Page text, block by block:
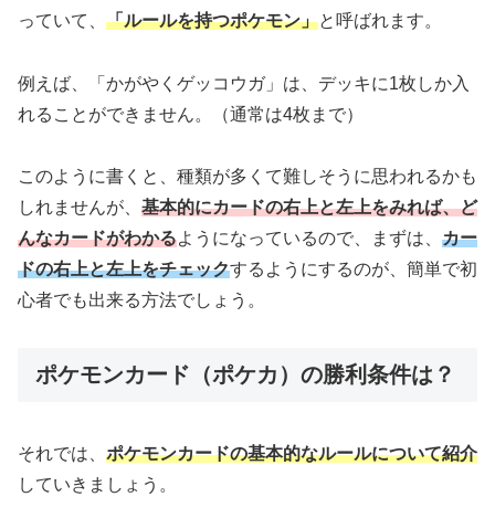
っていて、 「ルールを持つポケモン」と呼ばれます。
例えば、「かがやくゲッコウガ」は、デッキに1枚しか入
れることができません。（通常は4枚まで）
このように書くと、種類が多くて難しそうに思われるかも
しれませんが、 基本的にカードの右上と左上をみれば、ど
んなカードがわかるようになっているので、まずは、 カー
ドの右上と左上をチェックするようにするのが、簡単で初
心者でも出来る方法でしょう。
ポケモンカード（ポケカ）の勝利条件は？
それでは、 ポケモンカードの基本的なルールについて紹介
していきましょう。